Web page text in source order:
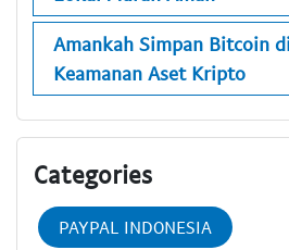
Amankah Simpan Bitcoin
Keamanan Aset Kripto
Categories
PAYPAL INDONESIA